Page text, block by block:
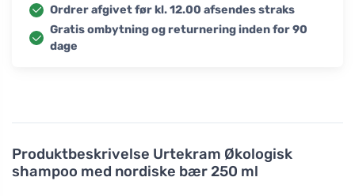
Produktbeskrivelse Urtekram Økologisk
shampoo med nordiske bær 250 ml
Ordrer afgivet før kl. 12.00 afsendes straks
Gratis ombytning og returnering inden for 90
dage